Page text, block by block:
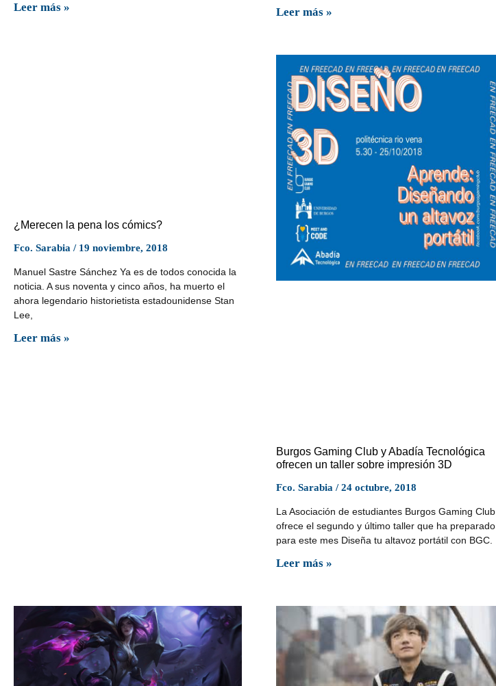
Leer más » Leer más »
¿Merecen la pena los cómics?
Fco. Sarabia 19 noviembre, 2018
Manuel Sastre Sánchez Ya es de todos conocida la
noticia. A sus noventa y cinco años, ha muerto el
ahora legendario historietista estadounidense Stan
Lee,
Leer más »
Burgos Gaming Club y Abadía Tecnológica
ofrecen un taller sobre impresión 3D
Fco. Sarabia 24 octubre, 2018
La Asociación de estudiantes Burgos Gaming Club
ofrece el segundo y último taller que ha preparado
para este mes Diseña tu altavoz portátil con BGC.
Leer más »